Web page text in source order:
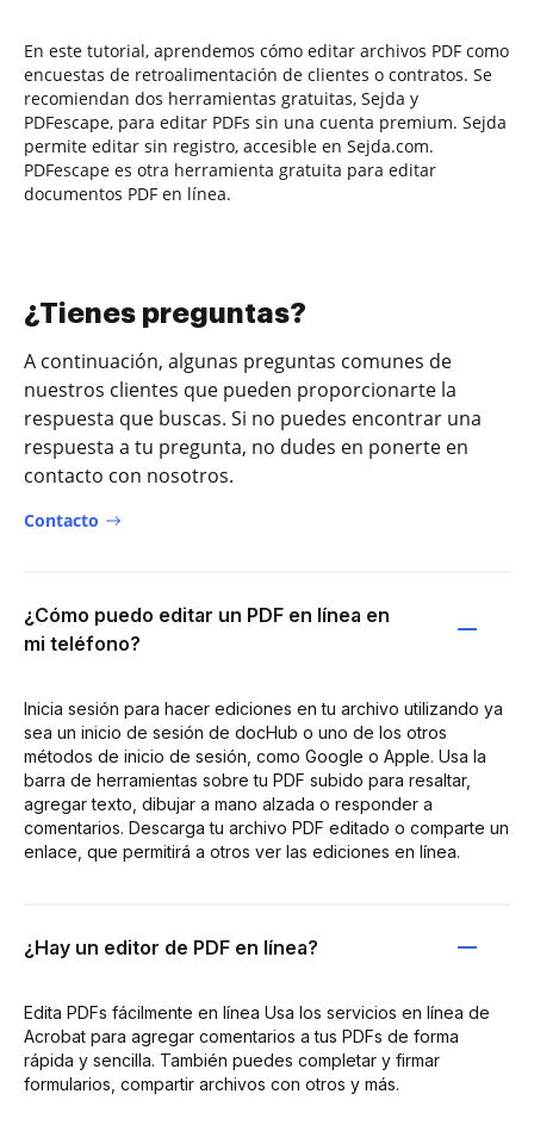
En este tutorial, aprendemos cómo editar archivos PDF como
encuestas de retroalimentación de clientes o contratos. Se
recomiendan dos herramientas gratuitas, Sejda y
PDFescape, para editar PDFs sin una cuenta premium. Sejda
permite editar sin registro, accesible en Sejda.com.
PDFescape es otra herramienta gratuita para editar
documentos PDF en línea.
¿Tienes preguntas?
A continuación, algunas preguntas comunes de
nuestros clientes que pueden proporcionarte la
respuesta que buscas. Si no puedes encontrar una
respuesta a tu pregunta, no dudes en ponerte en
contacto con nosotros.
Contacto
¿Cómo puedo editar un PDF en línea en
mi teléfono?
Inicia sesión para hacer ediciones en tu archivo utilizando ya
sea un inicio de sesión de docHub o uno de los otros
métodos de inicio de sesión, como Google o Apple. Usa la
barra de herramientas sobre tu PDF subido para resaltar,
agregar texto, dibujar a mano alzada o responder a
comentarios. Descarga tu archivo PDF editado o comparte un
enlace, que permitirá a otros ver las ediciones en línea.
¿Hay un editor de PDF en línea?
Edita PDFs fácilmente en línea Usa los servicios en línea de
Acrobat para agregar comentarios a tus PDFs de forma
rápida y sencilla. También puedes completar y firmar
formularios, compartir archivos con otros y más.